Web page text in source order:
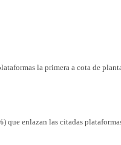
la primera a cota de
que enlazan las citadas